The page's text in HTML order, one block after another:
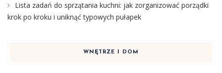
Lista zadań do sprzątania kuchni: jak zorganizować porządki
krok po kroku i uniknąć typowych pułapek
WNĘTRZE I DOM